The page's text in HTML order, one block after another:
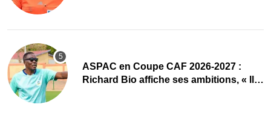
ASPAC en Coupe CAF 2026-2027 :
Richard Bio affiche ses ambitions, « Il